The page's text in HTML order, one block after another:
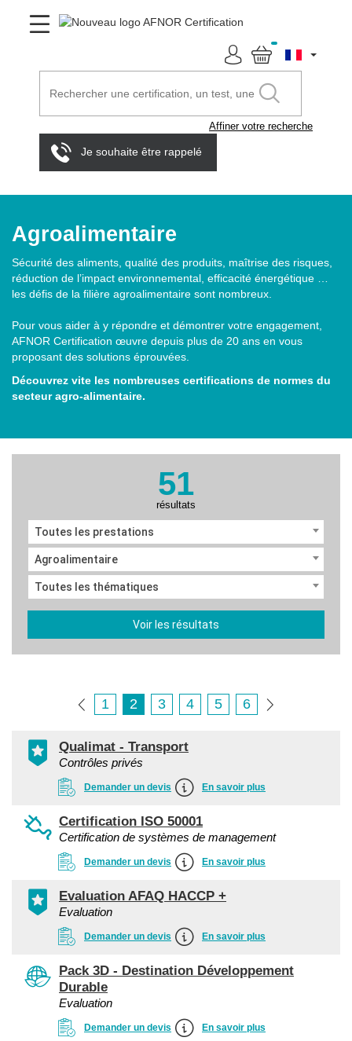
Affiner votre recherche
Je souhaite être rappelé
Agroalimentaire
Sécurité des aliments, qualité des produits, maîtrise des risques,
réduction de l’impact environnemental, efficacité énergétique …
les défis de la filière agroalimentaire sont nombreux.
Pour vous aider à y répondre et démontrer votre engagement,
AFNOR Certification œuvre depuis plus de 20 ans en vous
proposant des solutions éprouvées.
Découvrez vite les nombreuses certifications de normes du
secteur agro-alimentaire.
51
résultats
Toutes les prestations
Agroalimentaire
Toutes les thématiques
Voir les résultats
1 2 3 4 5 6
Qualimat - Transport
Contrôles privés
Demander un devis En savoir plus
Certification ISO 50001
Certification de systèmes de management
Demander un devis En savoir plus
Evaluation AFAQ HACCP +
Evaluation
Demander un devis En savoir plus
Pack 3D - Destination Développement
Durable
Evaluation
Demander un devis En savoir plus